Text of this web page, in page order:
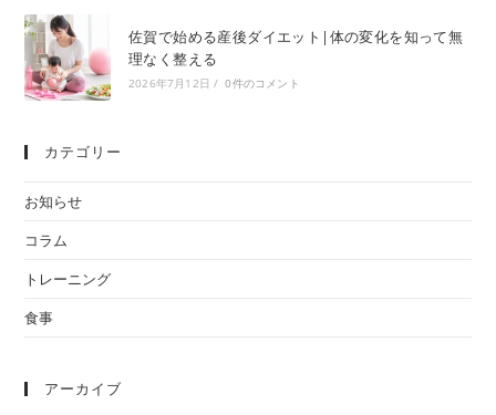
佐賀で始める産後ダイエット|体の変化を知って無
理なく整える
2026年7月12日 / 0件のコメント
カテゴリー
お知らせ
コラム
トレーニング
食事
アーカイブ